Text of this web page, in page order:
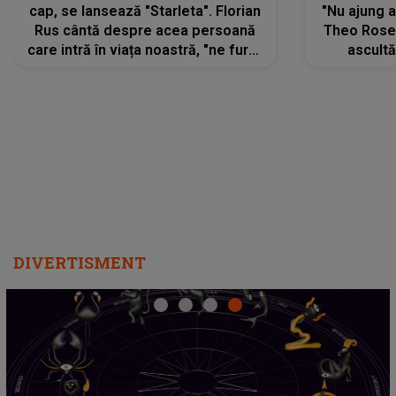
cap, se lansează "Starleta". Florian
Rus cântă despre acea persoană
care intră în viața noastră, "ne fură"
"Nu ajung
Theo
DIVERTISMENT